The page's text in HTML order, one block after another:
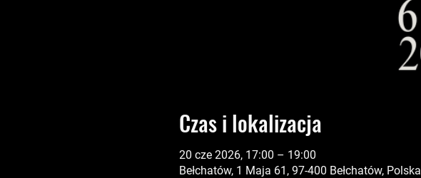
Czas i lokalizacja
20 cze 2026, 17:00 – 19:00
Bełchatów, 1 Maja 61, 97-400 Bełchatów, Polska